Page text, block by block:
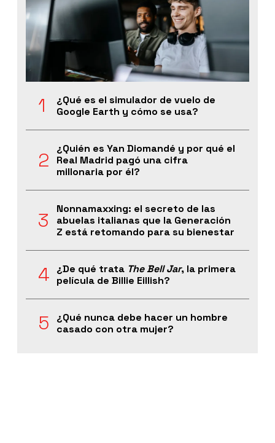
¿Qué es el simulador de vuelo de
Google Earth y cómo se usa?
¿Quién es Yan Diomandé y por qué el
Real Madrid pagó una cifra
millonaria por él?
Nonnamaxxing: el secreto de las
abuelas italianas que la Generación
Z está retomando para su bienestar
¿De qué trata The Bell Jar, la primera
película de Billie Eillish?
¿Qué nunca debe hacer un hombre
casado con otra mujer?